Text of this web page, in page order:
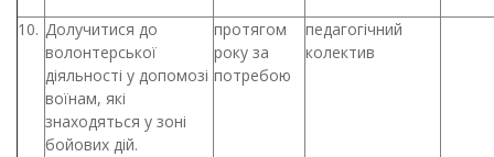
10. Долучитися до
волонтерської
діяльності у допомозі
воїнам, які
знаходяться у зоні
бойових дій.
протягом
року за
потребою
педагогічний
колектив